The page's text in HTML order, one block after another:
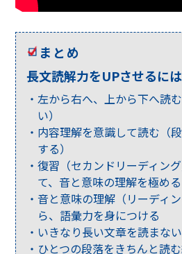
まとめ
長文読解力をUPさせるには
左から右へ、上から下へ読
い）
内容理解を意識して読む（
する）
復習（セカンドリーディン
て、音と意味の理解を極める
音と意味の理解（リーディ
ら、語彙力を身につける
いきなり長い文章を読まない
ひとつの段落をきちんと読